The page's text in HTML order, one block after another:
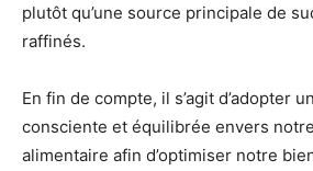
plutôt qu’une source principale de
raffinés.
En fin de compte, il s’agit d’adopter
consciente et équilibrée envers
alimentaire afin d’optimiser notre